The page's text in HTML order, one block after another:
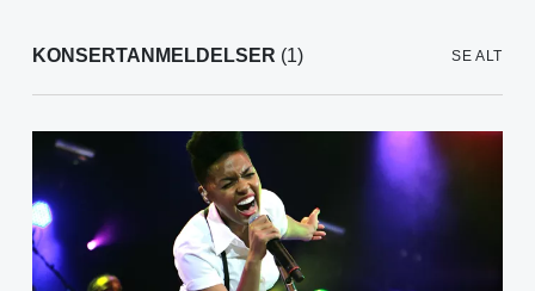
KONSERTANMELDELSER (1) SE ALT